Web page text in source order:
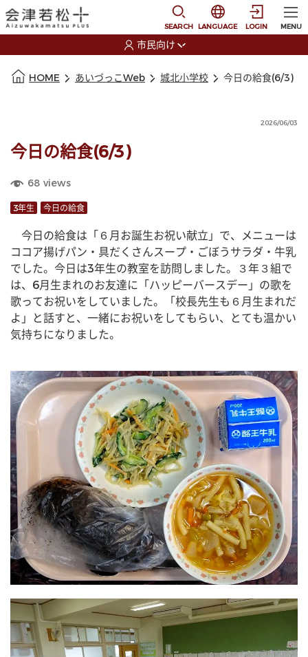
SEARCH
選択すると言語の切
LANGUAGE LOGIN MENU
市民向け
HOME あいづっこWeb 城北小学校 今日の給食(6/3)
2026/06/03
今日の給食(6/3)
68 views
3年生 今日の給食
今日の給食は「６月お誕生お祝い献立」で、メニューは
ココア揚げパン・具だくさんスープ・ごぼうサラダ・牛乳
でした。今日は3年生の教室を訪問しました。３年３組で
は、6月生まれのお友達に「ハッピーバースデー」の歌を
歌ってお祝いをしていました。「校長先生も６月生まれだ
よ」と話すと、一緒にお祝いをしてもらい、とても温かい
気持ちになりました。